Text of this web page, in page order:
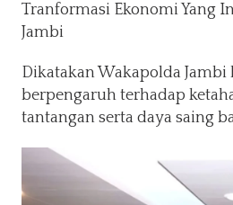
Tranformasi Ekonomi Yang
Jambi
Dikatakan Wakapolda
berpengaruh terhadap
tantangan serta daya saing